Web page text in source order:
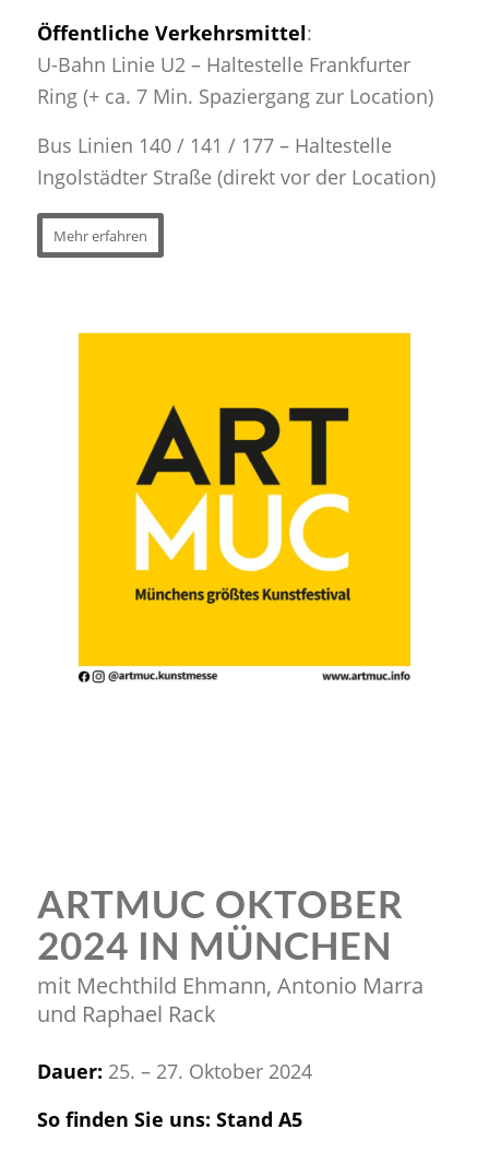
Öffentliche Verkehrsmittel:
U-Bahn Linie U2 – Haltestelle Frankfurter
Ring (+ ca. 7 Min. Spaziergang zur Location)
Bus Linien 140 / 141 / 177 – Haltestelle
Ingolstädter Straße (direkt vor der Location)
Mehr erfahren
ARTMUC OKTOBER
2024 IN MÜNCHEN
mit Mechthild Ehmann, Antonio Marra
und Raphael Rack
Dauer: 25. – 27. Oktober 2024
So finden Sie uns: Stand A5